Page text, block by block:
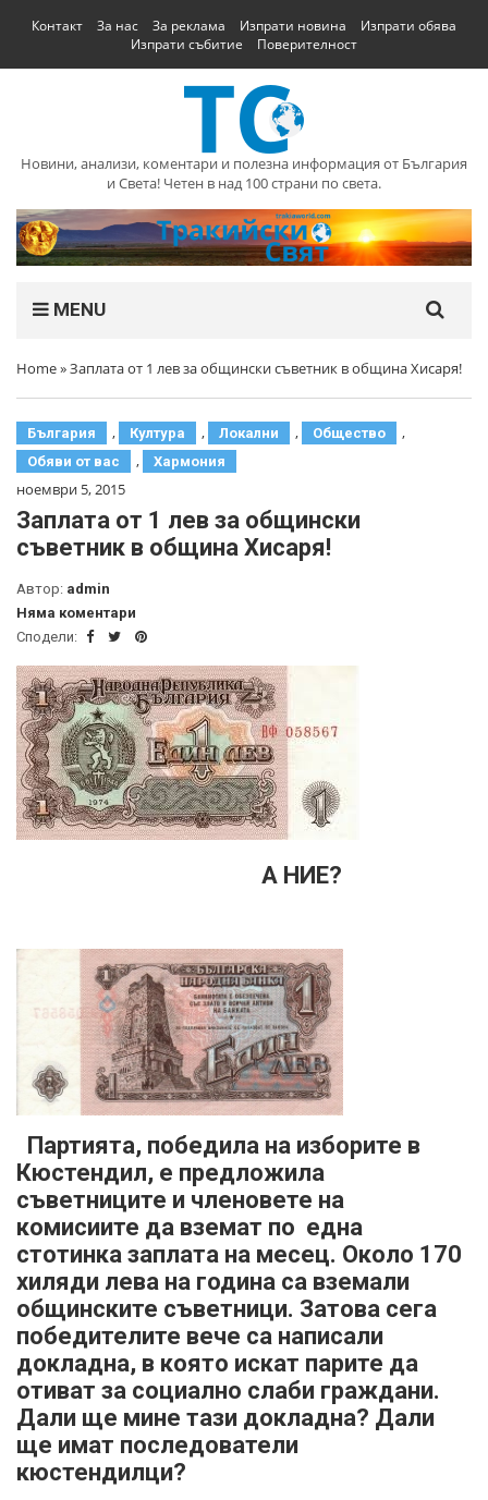
Контакт За нас За реклама Изпрати новина
Изпрати обява
Изпрати събитие
Поверителност
Новини, анализи, коментари и полезна информация от България
и Света! Четен в над 100 страни по света.
MENU
Home»Заплата от 1 лев за общински съветник в община Хисаря!
България , Култура , Локални , Общество ,
Обяви от вас , Хармония
ноември 5, 2015
Заплата от 1 лев за общински
съветник в община Хисаря!
Автор: admin
Няма коментари
Сподели:
А НИЕ?
Партията, победила на изборите в
Кюстендил, е предложила
съветниците и членовете на
комисиите да вземат по една
стотинка заплата на месец. Около 170
хиляди лева на година са вземали
общинските съветници. Затова сега
победителите вече са написали
докладна, в която искат парите да
отиват за социално слаби граждани.
Дали ще мине тази докладна? Дали
ще имат последователи
кюстендилци?